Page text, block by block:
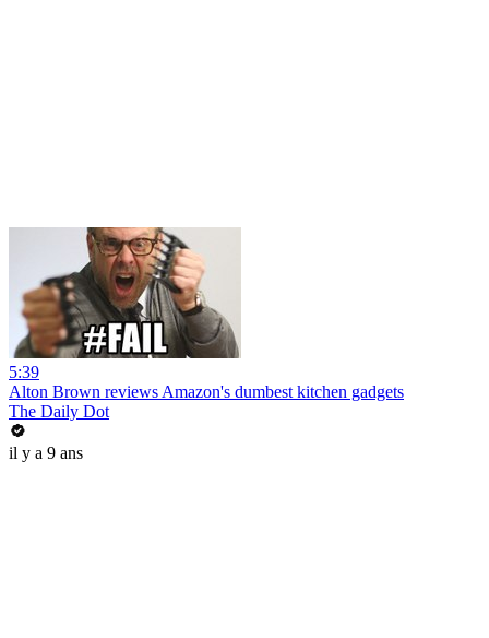
5:39
Alton Brown reviews Amazon's dumbest kitchen gadgets
The Daily Dot
il y a 9 ans